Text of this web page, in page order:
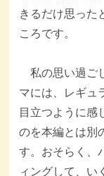
きるだけ思った
ころです。
私の思い過ご
マには、レギュ
目立つように感
のを本編とは別
す。おそらく、
ィングして、い